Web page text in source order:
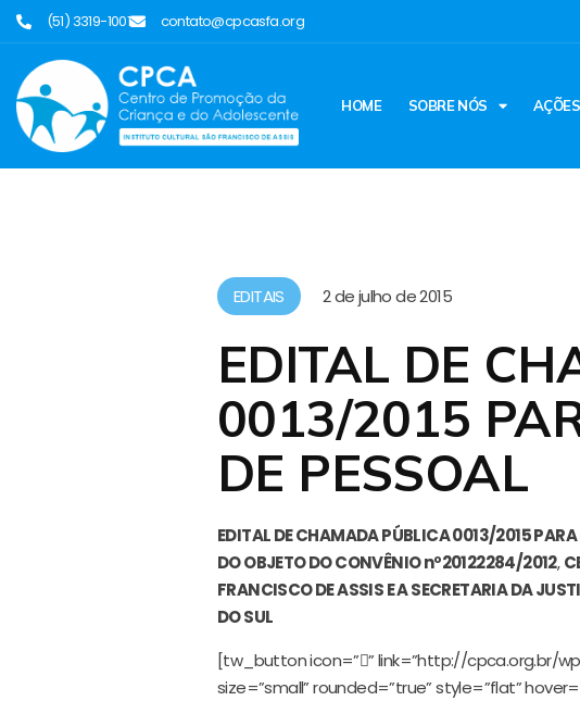
(51) 3319-1001 contato@cpcasfa.org
HOME SOBRE NÓS AÇÕES
EDITAIS 2 de julho de 2015
EDITAL DE
0013/2015
DE PESSOAL
EDITAL DE CHAMADA PÚBLICA 0013/2015 PARA
DOOBJETO DO CONVÊNIO nº20122284/2012,
FRANCISCO DE ASSIS E A SECRETARIA DA
DO SUL
[tw_button icon=”” link=”http://cpca.org.br/
size=”small” rounded=”true” style=”flat”